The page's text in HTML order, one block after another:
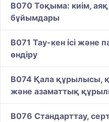
B070 Тоқыма: киім,
бұйымдары
B071 Тау-кен ісі және
өндіру
B074 Қала құрылысы,
және азаматтық
B076 Стандарттау,